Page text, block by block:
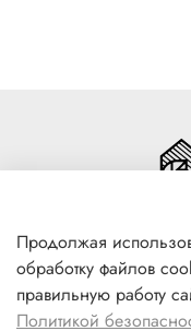
г.
Продолжая
обработку файлов
правильную работу
Политикой